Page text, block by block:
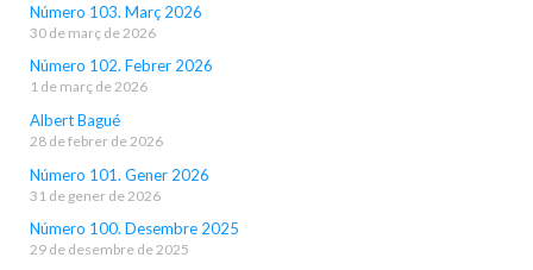
Número 103. Març 2026
30 de març de 2026
Número 102. Febrer 2026
1 de març de 2026
Albert Bagué
28 de febrer de 2026
Número 101. Gener 2026
31 de gener de 2026
Número 100. Desembre 2025
29 de desembre de 2025